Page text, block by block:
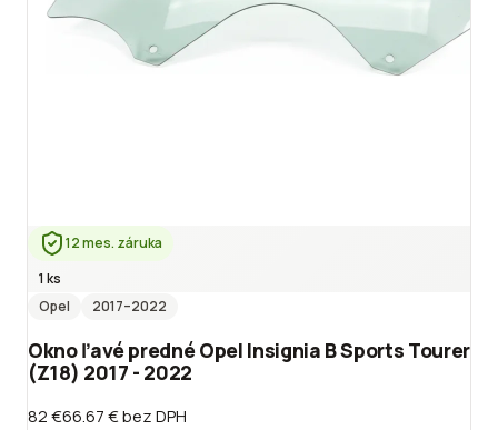
12 mes. záruka
1 ks
Opel
2017–2022
Okno ľavé predné Opel Insignia B Sports Tourer
(Z18) 2017 - 2022
82 €66.67 €bez DPH